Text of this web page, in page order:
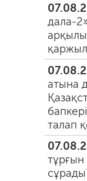
дала-
атына
талап
тұрғын